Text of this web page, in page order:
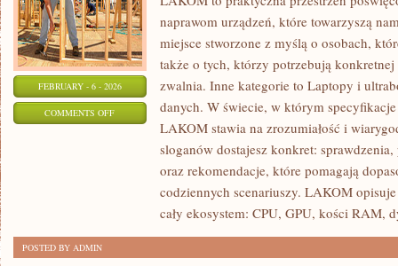
FEBRUARY - 6 - 2026
COMMENTS OFFON
naprawom urządzeń, które towarzyszą
miejsce stworzone z myślą o osobach,
także o tych, którzy potrzebują
zwalnia. Inne kategorie to Laptopy i
danych. W świecie, w którym
LAKOM stawia na zrozumiałość i
sloganów dostajesz konkret:
oraz rekomendacje, które pomagają
codziennych scenariuszy. LAKOM
cały ekosystem: CPU, GPU, kości RAM,
POSTED BY ADMIN